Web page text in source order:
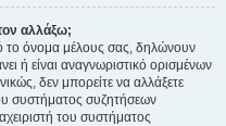
αλλάξω;
το όνομα μέλους σας, δηλώνουν
ή είναι αναγνωριστικό ορισμένων
δεν μπορείτε να αλλάξετε
συστήματος συζητήσεων
του συστήματος